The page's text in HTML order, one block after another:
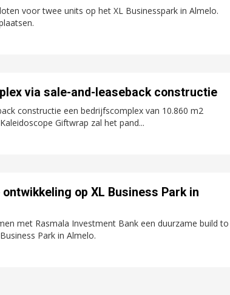
voor twee units op het XL Businesspark in Almelo.
via sale-and-leaseback constructie
constructie een bedrijfscomplex van 10.860 m2
Giftwrap zal het pand...
op XL Business Park in
met Rasmala Investment Bank een duurzame build to
Park in Almelo.